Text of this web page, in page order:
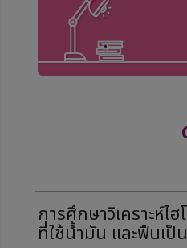
การศึกษาวิเคราะห์ไ
ที่ใช้น้ำมัน และฟืนเป็